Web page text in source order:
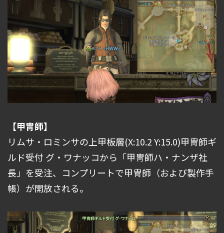
【甲冑師】
リムサ・ロミンサの上甲板層(X:10.2 Y:15.0)甲冑師ギ
ルド受付 グ・ワナッコから「甲冑師ハ・ナンザ社
長」を受注、コンプリートで甲冑師（および製作手
帳）が開放される。